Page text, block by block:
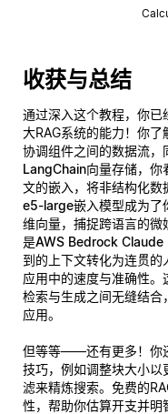
收获与总结
通过深入这个教程，你已
大RAG系统的能力！你了
协调组件之间的数据流，
LangChain向量存储，你
文的嵌入，将非结构化数
e5-large嵌入模型成为了
维向量，捕捉跨语言的
是AWS Bedrock Claude
到的上下文转化为连贯
应用中的速度与准确性
检索与生成之间无缝结合
应用。
但等等——还有更多！你
技巧，例如调整块大小以
滤来精炼搜索。免费的
性，帮助你估算开支并明